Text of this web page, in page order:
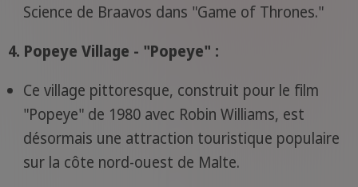
Science de Braavos dans "Game of Thrones."
4. Popeye Village - "Popeye" :
Ce village pittoresque, construit pour le film
"Popeye" de 1980 avec Robin Williams, est
désormais une attraction touristique populaire
sur la côte nord-ouest de Malte.